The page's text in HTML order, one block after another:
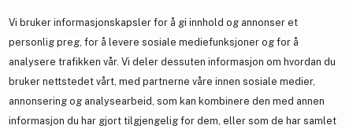
Vi bruker informasjonskapsler for å gi innhold og annonser et
personlig preg, for å levere sosiale mediefunksjoner og for å
analysere trafikken vår. Vi deler dessuten informasjon om hvordan du
bruker nettstedet vårt, med partnerne våre innen sosiale medier,
annonsering og analysearbeid, som kan kombinere den med annen
informasjon du har gjort tilgjengelig for dem, eller som de har samlet
Samarbeid med oss
En del avBrandsdal Group AS